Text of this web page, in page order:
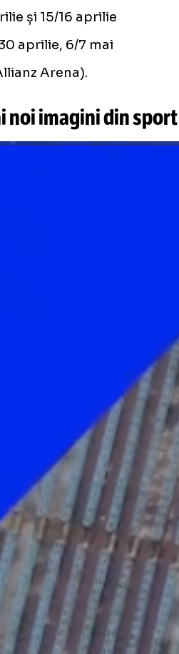
și 15/16 aprilie
aprilie, 6/7 mai
Arena).
noi imagini din sport